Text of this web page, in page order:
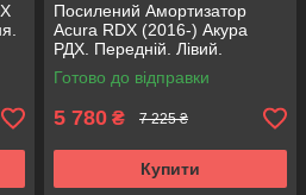
Посилений Амортизатор
Acura RDX (2016-) Акура
РДХ. Передній. Лівий.
3340165. KOREA Аксусс!
Готово до відправки
5 780 ₴ 7 225 ₴
Купити